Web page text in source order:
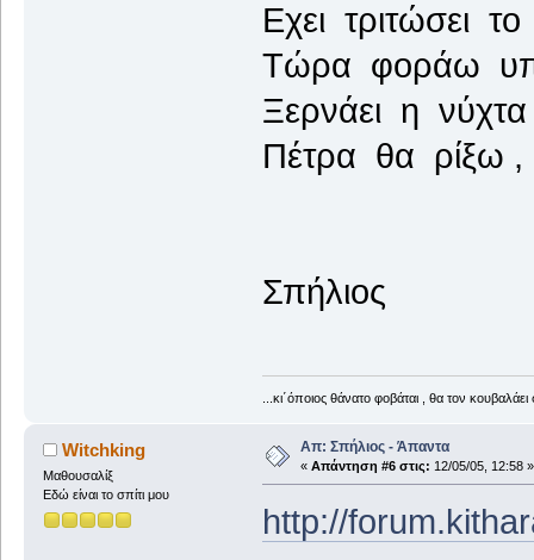
Εχει τριτώσει
Τώρα φοράω
Ξερνάει η
Πέτρα θα ρίξω ,
Σπήλιος
...κι΄όποιος θάνατο φοβάται , θα τον
Witchking
Μαθουσαλίξ
Εδώ είναι το σπίτι μου
Απ: Σπήλιος - Άπαντα
« Απάντηση #6 στις: 12/05/05, 12:58 »
http://